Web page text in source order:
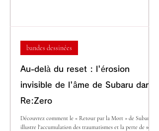
Au-delà du reset : l'érosion
invisible de l'âme de Subaru dans
Re:Zero
Découvrez comment le « Retour par la Mort » de Subaru
illustre l'accumulation des traumatismes et la perte de soi
bandes dessinées